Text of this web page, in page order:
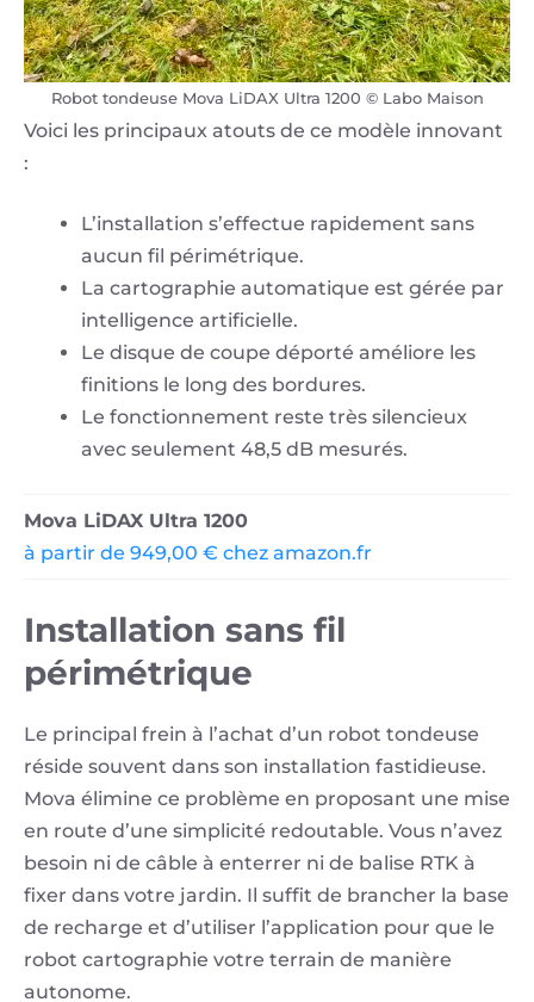
Robot tondeuse Mova LiDAX Ultra 1200 © Labo Maison
Voici les principaux atouts de ce modèle innovant
:
L’installation s’effectue rapidement sans
aucun fil périmétrique.
La cartographie automatique est gérée par
intelligence artificielle.
Le disque de coupe déporté améliore les
finitions le long des bordures.
Le fonctionnement reste très silencieux
avec seulement 48,5 dB mesurés.
Mova LiDAX Ultra 1200
à partir de 949,00 € chez amazon.fr
Installation sans fil
périmétrique
Le principal frein à l’achat d’un robot tondeuse
réside souvent dans son installation fastidieuse.
Mova élimine ce problème en proposant une mise
en route d’une simplicité redoutable. Vous n’avez
besoin ni de câble à enterrer ni de balise RTK à
fixer dans votre jardin. Il suffit de brancher la base
de recharge et d’utiliser l’application pour que le
robot cartographie votre terrain de manière
autonome.